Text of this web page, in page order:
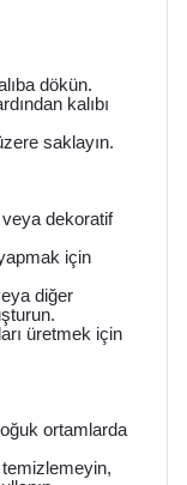
dökün.
kalıbı
saklayın.
dekoratif
için
diğer
üretmek için
ortamlarda
temizlemeyin,